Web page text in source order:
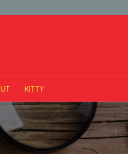
KITTY